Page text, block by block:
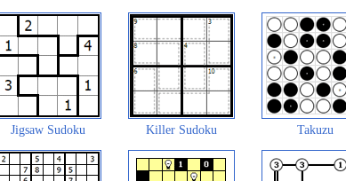
Jigsaw Sudoku Killer Sudoku Takuzu